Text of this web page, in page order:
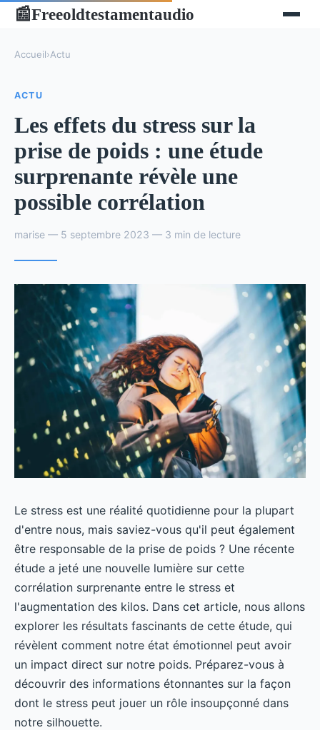
📰Freeoldtestamentaudio
Accueil›Actu
ACTU
Les effets du stress sur la
prise de poids : une étude
surprenante révèle une
possible corrélation
marise — 5 septembre 2023 — 3 min de lecture
Le stress est une réalité quotidienne pour la plupart
d'entre nous, mais saviez-vous qu'il peut également
être responsable de la prise de poids ? Une récente
étude a jeté une nouvelle lumière sur cette
corrélation surprenante entre le stress et
l'augmentation des kilos. Dans cet article, nous allons
explorer les résultats fascinants de cette étude, qui
révèlent comment notre état émotionnel peut avoir
un impact direct sur notre poids. Préparez-vous à
découvrir des informations étonnantes sur la façon
dont le stress peut jouer un rôle insoupçonné dans
notre silhouette.